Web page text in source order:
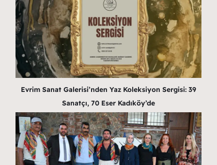
Evrim Sanat Galerisi’nden Yaz Koleksiyon Sergisi: 39
Sanatçı, 70 Eser Kadıköy’de